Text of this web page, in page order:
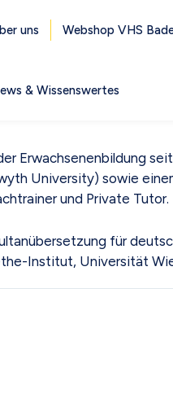
uns Webshop VHS
& Wissenswertes
Erwachsenenbildung
University) sowie
und Private Tutor.
für
Institut, Universität